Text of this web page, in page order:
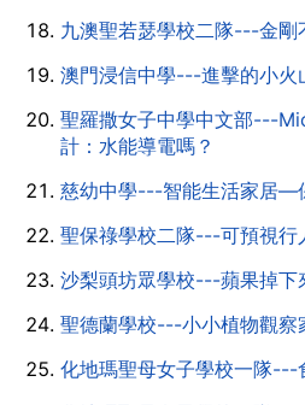
九澳聖若瑟學校二隊---金剛
澳門浸信中學---進擊的小火
聖羅撒女子中學中文部---
計：水能導電嗎？
慈幼中學---智能生活家居—
聖保祿學校二隊---可預視行
沙梨頭坊眾學校---蘋果掉
聖德蘭學校---小小植物觀察
化地瑪聖母女子學校一隊---